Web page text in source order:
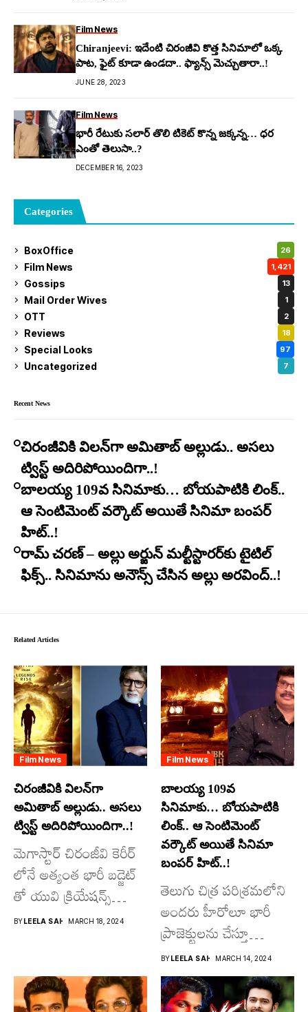
Film News
Chiranjeevi: ఇదేంటి చిరంజీవి కొత్త సినిమాలో ఒక్క
పాట‌, ఫైట్ కూడా ఉండ‌దా.. ఫ్యాన్స్ మెచ్చుతారా..!
JUNE 28, 2023
Film News
భారీ రేటుకు సలార్ తొలి టికెట్ కొన్న జ‌క్క‌న్న‌… ధర
ఎంతో తెలుసా..?
DECEMBER 16, 2023
Categories
BoxOffice 26
Film News 1,421
Gossips 13
Mail Order Wives 1
OTT 2
Reviews 18
Special Looks 97
Uncategorized 7
Recent News
చిరంజీవికి విలన్‌గా అమితాబ్ అల్లుడు.. అసలు
ట్విస్ట్ అదిరిపోయిందిగా..!
బాలయ్య 109వ సినిమాకు… బోయపాటికి లింక్..
ఆ సెంటిమెంట్ వర్కౌట్ అయితే సినిమా బంపర్
హిట్..!
రామ్ చరణ్ – అల్లు అర్జున్ మల్టీస్టారర్​కు టైటిల్
ఫిక్స్.. సినిమాను అనౌన్స్ చేసిన అల్లు అరవింద్..!
Related Articles
Film News
చిరంజీవికి విలన్‌గా
అమితాబ్ అల్లుడు.. అసలు
ట్విస్ట్ అదిరిపోయిందిగా..!
మెగాస్టార్ చిరంజీవి కెరీర్
లోనే అత్యంత భారీ బడ్జెట్
తో యువి క్రియేషన్స్
రూపొందిస్తున్న
BYLEELA SAI MARCH 18, 2024
Film News
బాలయ్య 109వ
సినిమాకు… బోయపాటికి
లింక్.. ఆ సెంటిమెంట్
వర్కౌట్ అయితే సినిమా
బంపర్ హిట్..!
తెలుగు చిత్ర పరిశ్రమలోని
అందరు హీరోలూ భారీ
ప్రాజెక్టులను చేస్తూ
దూసుకుపోతోన్నారు.
అందులో కొందరు
మాత్రమే...
BYLEELA SAI MARCH 14, 2024